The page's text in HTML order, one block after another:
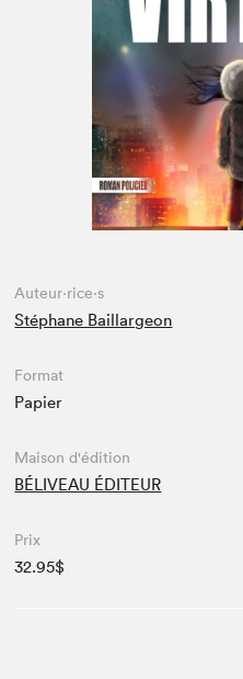
Espace médias
Auteur·rice·s
Stéphane Baillargeon
Format
Papier
Maison d'édition
BÉLIVEAU ÉDITEUR
Prix
32.95$